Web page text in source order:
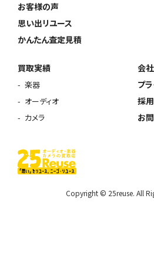
お客様の声
思い出リユース
かんたん査定見積
買取実績
楽器
オーディオ
カメラ
会
プ
採
お
Copyright © 25reuse. All